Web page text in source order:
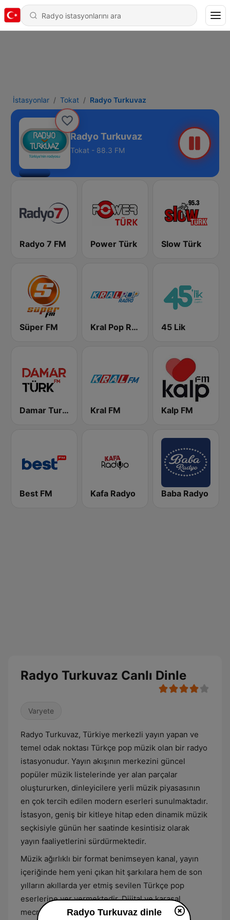
İstasyonlar Tokat Radyo Turkuvaz
Radyo Turkuvaz
Tokat - 88.3 FM
Radyo 7 FM Power Türk Slow Türk
Süper FM Kral Pop Radyo 45 Lik
Damar Turk FM Kral FM Kalp FM
Best FM Kafa Radyo Baba Radyo
Radyo Turkuvaz Canlı Dinle
Varyete
Radyo Turkuvaz, Türkiye merkezli yayın yapan ve
temel odak noktası Türkçe pop müzik olan bir radyo
istasyonudur. Yayın akışının merkezini güncel
popüler müzik listelerinde yer alan parçalar
oluştururken, dinleyicilere yerli müzik piyasasının
en çok tercih edilen modern eserleri sunulmaktadır.
İstasyon, geniş bir kitleye hitap eden dinamik müzik
seçkisiyle günün her saatinde kesintisiz olarak
yayın faaliyetlerini sürdürmektedir.
Müzik ağırlıklı bir format benimseyen kanal, yayın
içeriğinde hem yeni çıkan hit şarkılara hem de son
yılların akıllarda yer etmiş sevilen Türkçe pop
eserlerine yer vermektedir. Dijital ve karasal
mecralar üzerinden erişilebilen istasyon,
Radyo Turkuvaz dinle